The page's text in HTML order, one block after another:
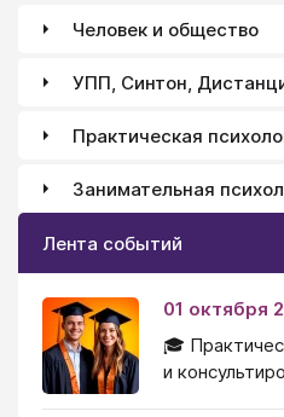
Человек и общество
УПП, Синтон,
Практическая
Занимательная
Лента событий
01 октября
🎓
и